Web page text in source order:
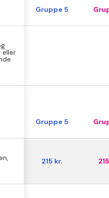
Gruppe 5
eller
Gruppe 5
215 kr.